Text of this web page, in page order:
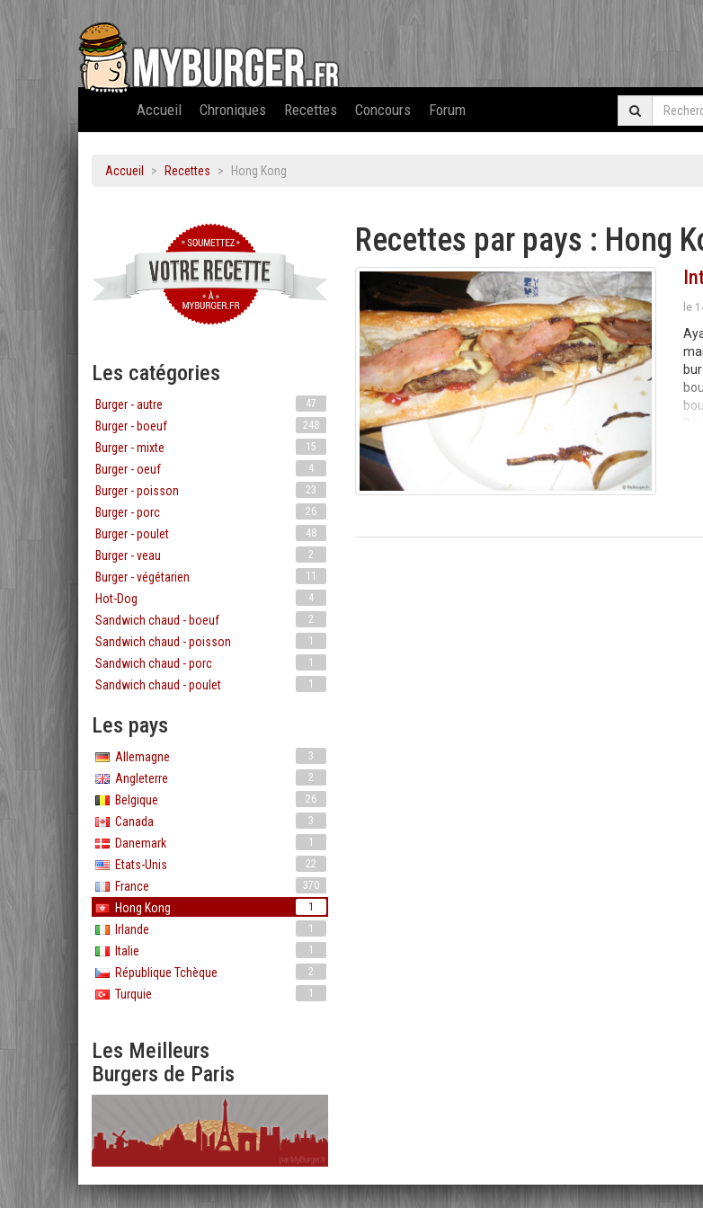
Accueil Chroniques Recettes Concours Forum
Accueil Recettes Hong Kong
Les catégories
47
Burger - autre
248
Burger - boeuf
15
Burger - mixte
4
Burger - oeuf
23
Burger - poisson
26
Burger - porc
48
Burger - poulet
2
Burger - veau
11
Burger - végétarien
4
Hot-Dog
2
Sandwich chaud - boeuf
1
Sandwich chaud - poisson
1
Sandwich chaud - porc
1
Sandwich chaud - poulet
Les pays
3
Allemagne
2
Angleterre
26
Belgique
3
Canada
1
Danemark
22
Etats-Unis
370
France
1
Hong Kong
1
Irlande
1
Italie
2
République Tchèque
1
Turquie
Les Meilleurs
Burgers de Paris
Recettes par pays : Hong
le